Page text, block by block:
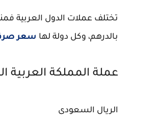
تختلف عملات الدول العربية
بالدرهم، وكل دولة لها سعر
عملة المملكة العربية
الريال السعودى